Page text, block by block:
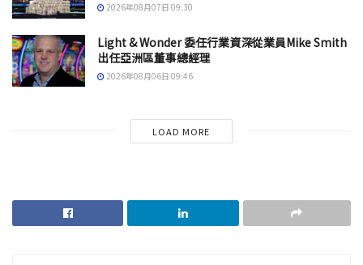
2026年08月07日 09:30
Light & Wonder 委任行業資深從業員Mike Smith
出任亞洲區董事總經理
2026年08月06日 09:46
LOAD MORE